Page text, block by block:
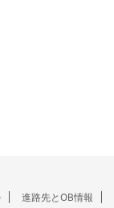
進路先とOB情報